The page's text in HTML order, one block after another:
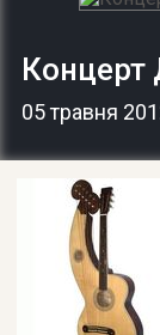
ДОВІДКА
05 травня